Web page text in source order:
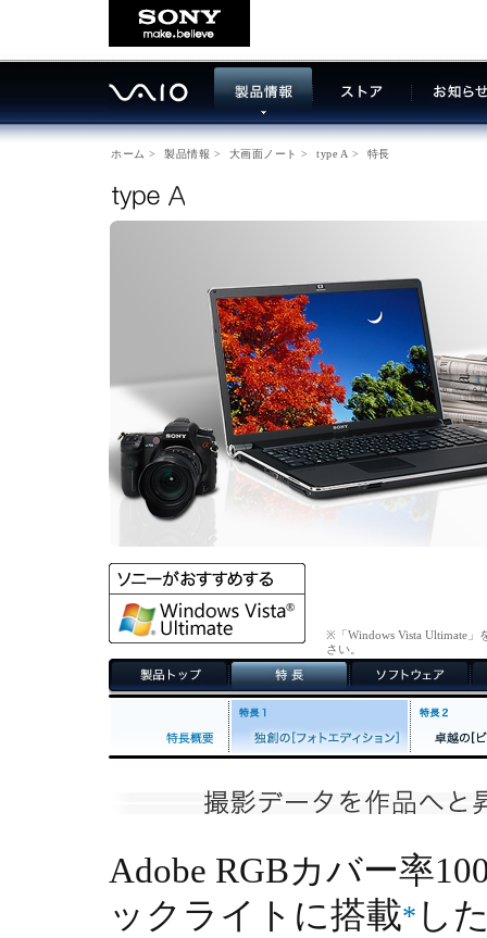
ホーム > 製品情報 > 大画面ノート > type A > 特長
※「Windows Vista Ultimate」
さい。
Adobe RGBカバー率
ックライトに搭載* し